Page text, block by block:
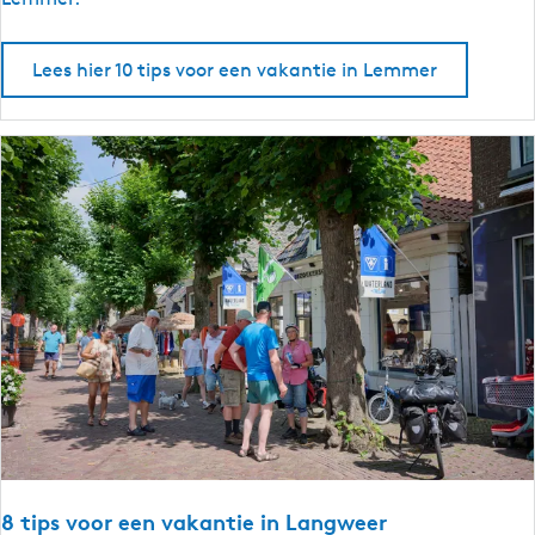
i
s
l
a
n
d
o
o
r
e
e
n
v
a
k
a
n
t
i
e
Lees hier 10 tips voor een vakantie in Lemmer
8 tips voor een vakantie in Langweer